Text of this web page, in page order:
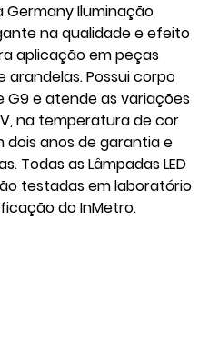
Germany Iluminação
na qualidade e efeito
aplicação em peças
Possui corpo
e atende as variações
na temperatura de cor
dois anos de garantia e
Todas as Lâmpadas LED
testadas em laboratório
do InMetro.